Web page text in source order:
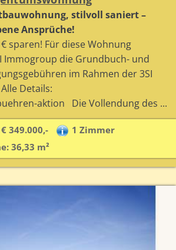
stilvoll saniert –
Ansprüche!
sparen! Für diese Wohnung
Immogroup die Grundbuch- und
im Rahmen der 3SI
Details:
aktion Die Vollendung des ...
349.000,-
1 Zimmer
36,33 m²